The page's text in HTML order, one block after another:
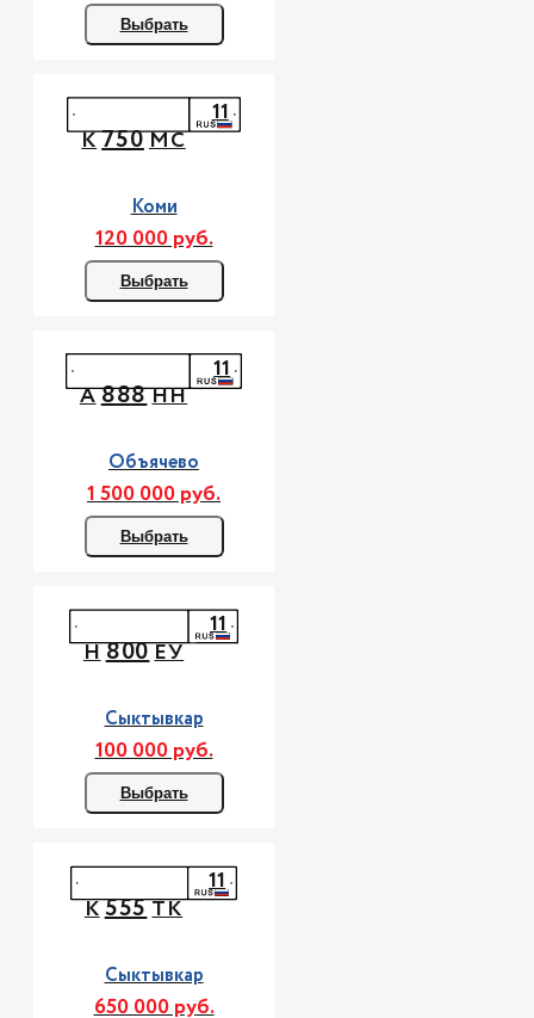
Выбрать
К750МС
11
Коми
120 000 руб.
Выбрать
А888НН
11
Объячево
1 500 000 руб.
Выбрать
Н800ЕУ
11
Сыктывкар
100 000 руб.
Выбрать
К555ТК
11
Сыктывкар
650 000 руб.